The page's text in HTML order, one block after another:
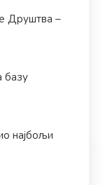
Друштва –
базу
најбољи